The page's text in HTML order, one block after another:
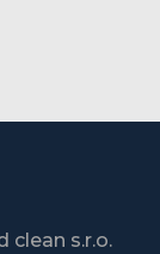
clean s.r.o.